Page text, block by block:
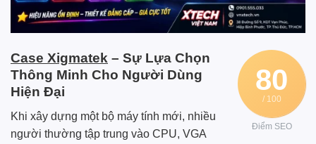
80
/ 100
Điểm SEO
Case Xigmatek – Sự Lựa Chọn
Thông Minh Cho Người Dùng
Hiện Đại
Khi xây dựng một bộ máy tính mới, nhiều
người thường tập trung vào CPU, VGA